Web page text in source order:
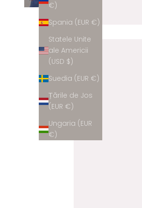
€)
Spania (EUR €)
Statele Unite
ale Americii
(USD $)
Suedia (EUR €)
Țările de Jos
(EUR €)
Ungaria (EUR
€)